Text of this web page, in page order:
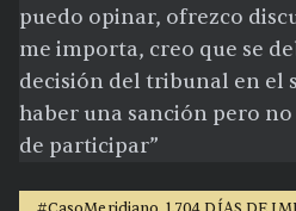
puedo opinar, ofrezco
me importa, creo que se
decisión del tribunal en el
haber una sanción pero
de participar”